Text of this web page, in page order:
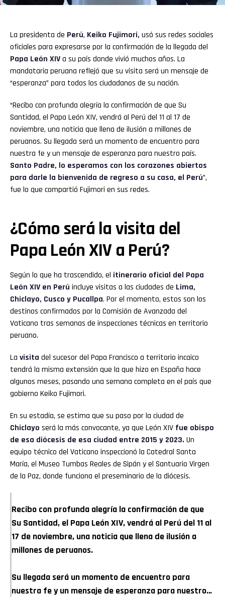
La presidenta de Perú, Keiko Fujimori, usó sus redes sociales
oficiales para expresarse por la confirmación de la llegada del
Papa León XIVa su país donde vivió muchos años. La
mandataria peruana reflejó que su visita será un mensaje de
“esperanza” para todos los ciudadanos de su nación.
“Recibo con profunda alegría la confirmación de que Su
Santidad, el Papa León XIV, vendrá al Perú del 11 al 17 de
noviembre, una noticia que llena de ilusión a millones de
peruanos. Su llegada será un momento de encuentro para
nuestra fe y un mensaje de esperanza para nuestro país.
Santo Padre, lo esperamos con los corazones abiertos
para darle la bienvenida de regreso a su casa, el Perú”,
fue lo que compartió Fujimori en sus redes.
¿Cómo será la visita del
Papa León XIV a Perú?
Según lo que ha trascendido, el itinerario oficial del Papa
León XIV en Perú incluye visitas a las ciudades de Lima,
Chiclayo, Cusco y Pucallpa. Por el momento, estos son los
destinos confirmados por la Comisión de Avanzada del
Vaticano tras semanas de inspecciones técnicas en territorio
peruano.
La visita del sucesor del Papa Francisco a territorio incaico
tendrá la misma extensión que la que hizo en España hace
algunos meses, pasando una semana completa en el país que
gobierno Keiko Fujimori.
En su estadía, se estima que su paso por la ciudad de
Chiclayo será la más convocante, ya que León XIV fue obispo
de esa diócesis de esa ciudad entre 2015 y 2023. Un
equipo técnico del Vaticano inspeccionó la Catedral Santa
María, el Museo Tumbas Reales de Sipán y el Santuario Virgen
de la Paz, donde funciona el preseminario de la diócesis.
Recibo con profunda alegría la confirmación de que
Su Santidad, el Papa León XIV, vendrá al Perú del 11 al
17 de noviembre, una noticia que llena de ilusión a
millones de peruanos.
Su llegada será un momento de encuentro para
nuestra fe y un mensaje de esperanza para nuestro…